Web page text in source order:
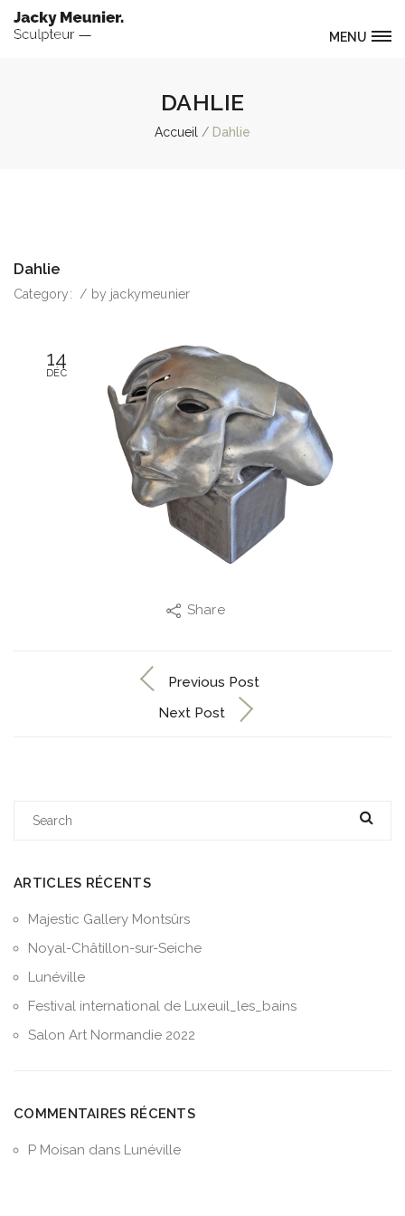
MENU
DAHLIE
Accueil Dahlie
Dahlie
Category: / by jackymeunier
14
DÉC
Share
Previous Post
Next Post
ARTICLES RÉCENTS
Majestic Gallery Montsûrs
Noyal-Châtillon-sur-Seiche
Lunéville
Festival international de Luxeuil_les_bains
Salon Art Normandie 2022
COMMENTAIRES RÉCENTS
P Moisan dans Lunéville